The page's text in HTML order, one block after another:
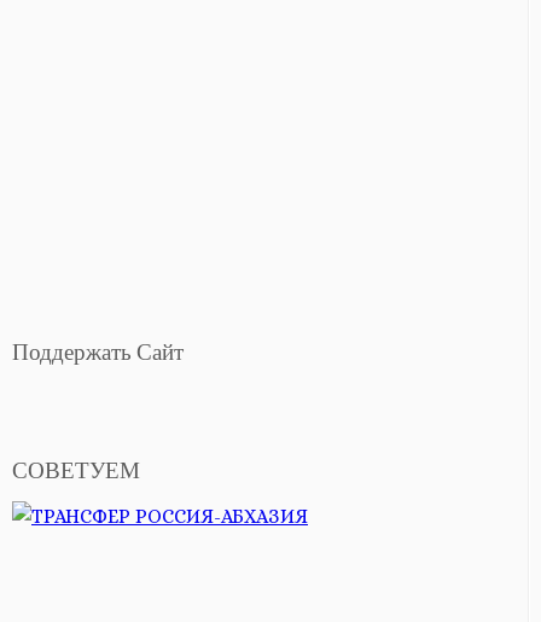
Поддержать Сайт
СОВЕТУЕМ